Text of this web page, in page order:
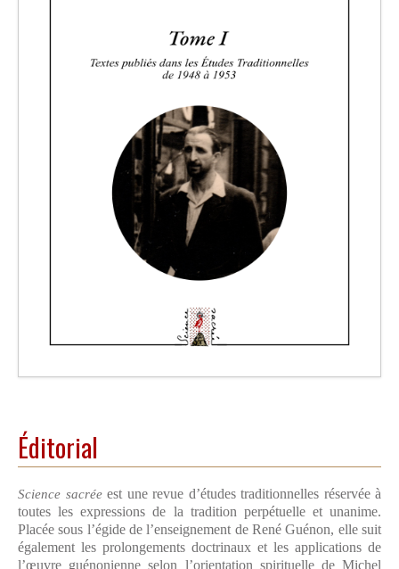
Éditorial
Science sacréeest une revue d’études traditionnelles réservée à
toutes les expressions de la tradition perpétuelle et unanime.
Placée sous l’égide de l’enseignement de René Guénon, elle suit
également les prolongements doctrinaux et les applications de
l’œuvre guénonienne selon l’orientation spirituelle de Michel